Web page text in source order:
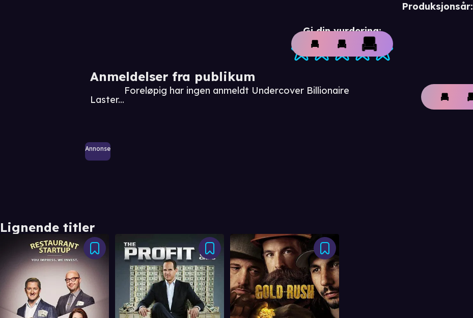
Gi din vurdering:
Anmeldelser fra publikum
Laster...
Foreløpig har ingen anmeldt Undercover Billionaire
Annonse
Produksjonsår:
Lignende titler